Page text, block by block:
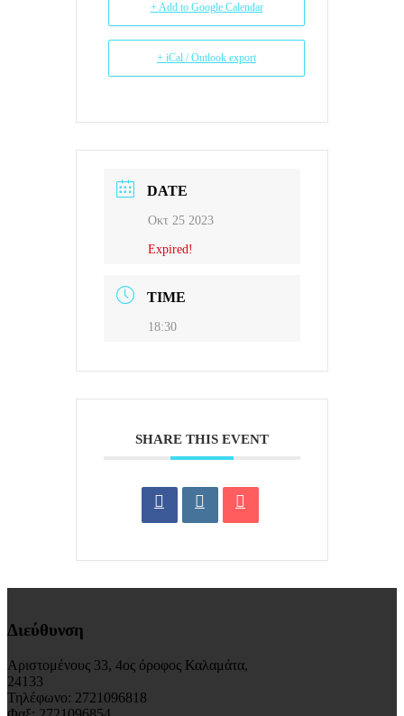
+ Add to Google Calendar
+ iCal / Outlook export
DATE
Οκτ 25 2023
Expired!
TIME
18:30
SHARE THIS EVENT
Διεύθυνση
Αριστομένους 33, 4ος όροφος Καλαμάτα,
24133
Τηλέφωνο: 2721096818